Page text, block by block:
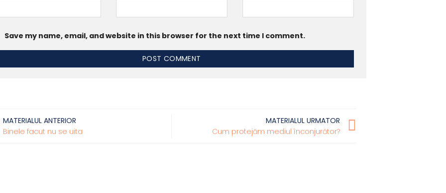
Save my name, email, and website in this browser for the next time I comment.
MATERIALUL ANTERIOR
Binele facut nu se uita
MATERIALUL URMATOR
Cum protejăm mediul înconjurător?